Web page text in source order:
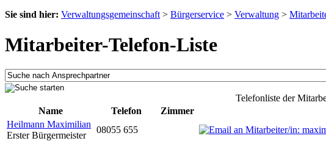
Sie sind hier: Verwaltungsgemeinschaft > Bürgerservice > Verwaltung >
Mitarbeiter-Telefon-Liste
Telefonliste der
Name
Telefon Zimmer
Heilmann Maximilian
Erster Bürgermeister
08055 655